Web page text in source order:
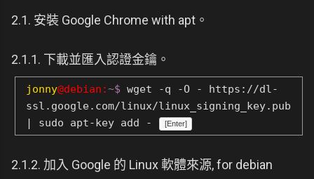
2.1. 安裝 Google Chrome with apt。
2.1.1. 下載並匯入認證金鑰。
jonny@debian:~$ wget -q -O - https://dl-
ssl.google.com/linux/linux_signing_key.pub
| sudo apt-key add -
[Enter]
2.1.2. 加入 Google 的 Linux 軟體來源, for debian